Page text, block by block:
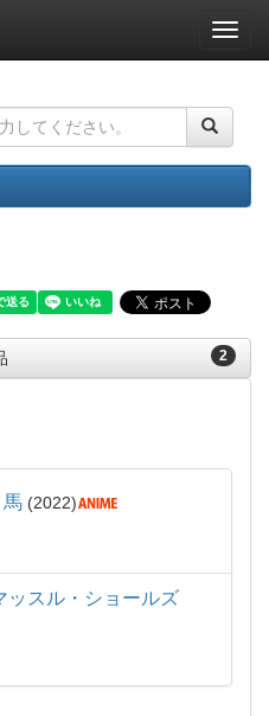
ナ
ビ
ー
ョ
ン
2
馬 2022
スル・ショールズ